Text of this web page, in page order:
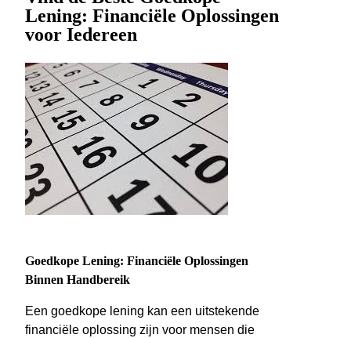
Lening: Financiële Oplossingen
voor Iedereen
Goedkope Lening: Financiële Oplossingen
Binnen Handbereik
Een goedkope lening kan een uitstekende
financiële oplossing zijn voor mensen die